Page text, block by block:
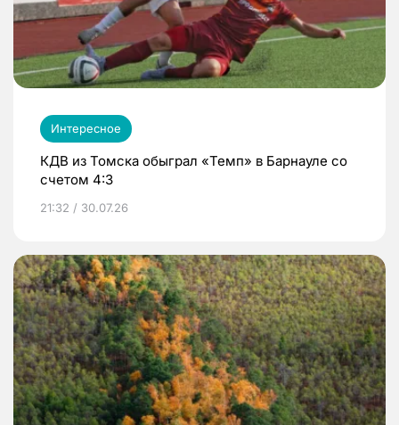
Интересное
КДВ из Томска обыграл «Темп» в Барнауле со
счетом 4:3
21:32 / 30.07.26